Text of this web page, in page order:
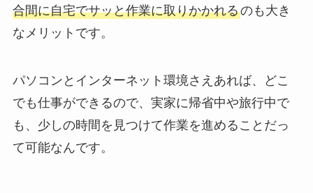
合間に自宅でサッと作業に取りかかれるのも大き
なメリットです。
パソコンとインターネット環境さえあれば、どこ
でも仕事ができるので、実家に帰省中や旅行中で
も、少しの時間を見つけて作業を進めることだっ
て可能なんです。